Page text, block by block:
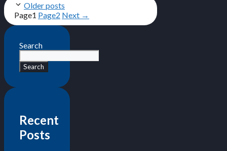
Older posts
Page1 Page2 Next →
Search
Search
Recent
Posts